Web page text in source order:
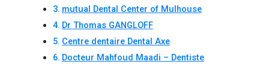
mutual Dental Center of Mulhouse
Dr Thomas GANGLOFF
Centre dentaire Dental Axe
Docteur Mahfoud Maadi – Dentiste